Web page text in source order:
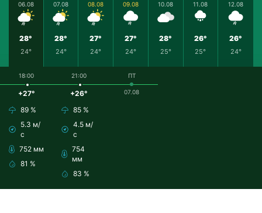
06.08
28°
24°
07.08
28°
24°
08.08
27°
24°
09.08
27°
24°
10.08
28°
25°
11.08
26°
25°
12.08
26°
24°
18:00
+27°
89 %
5.3 м/
с
752 мм
81 %
21:00
+26°
85 %
4.5 м/
с
754
мм
83 %
ПТ
07.08